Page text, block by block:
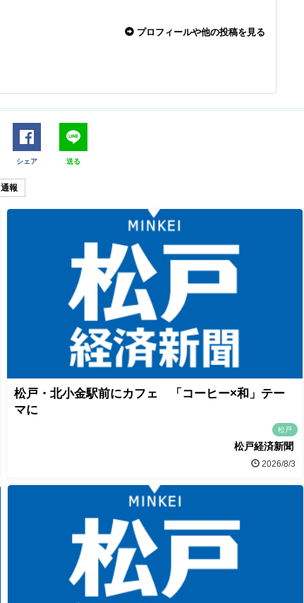
プロフィールや他の投稿を見る
シェア 送る
通報
松戸・北小金駅前にカフェ 「コーヒー×和」テー
マに
松戸
松戸経済新聞
2026/8/3